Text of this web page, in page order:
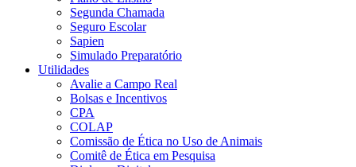
Segunda Chamada
Seguro Escolar
Sapien
Simulado Preparatório
Utilidades
Avalie a Campo Real
Bolsas e Incentivos
CPA
COLAP
Comissão de Ética no Uso de Animais
Comitê de Ética em Pesquisa